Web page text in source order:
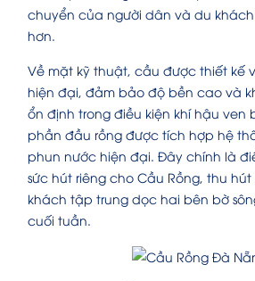
chuyển của người dân và du
hơn.
Về mặt kỹ thuật, cầu được thiết kế
hiện đại, đảm bảo độ bền cao và
ổn định trong điều kiện khí hậu ven
phần đầu rồng được tích hợp hệ
phun nước hiện đại. Đây chính là
sức hút riêng cho Cầu Rồng, thu
khách tập trung dọc hai bên bờ
cuối tuần.